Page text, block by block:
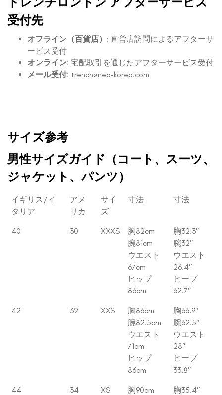
受付先
オフライン（百貨店） : 直営店訪問によるアフターサ
ービス受付
オンライン: 宅配取引を通じたアフターサービス受付
メール受付: trench@neo-korea.com
サイズ参考
男性サイズガイド（コート、スーツ、
ジャケット、パンツ）
イギリス/イ
タリア
アメ
リカ
サイ
ズ
寸法 寸法
40 30 XXXS
胸82cm
腕81cm
ウエスト
67cm
ヒップ
83cm
胸32.3″
腕32″
ウエスト
26.4″
ヒープ
32.7″
42 32 XXS
胸86cm
腕82.5cm
ウエスト
71cm
ヒップ
86cm
胸33.9″
腕32.5″
ウエスト
28″
ヒープ
33.8″
44 34 XS
胸90cm
胸35.4″